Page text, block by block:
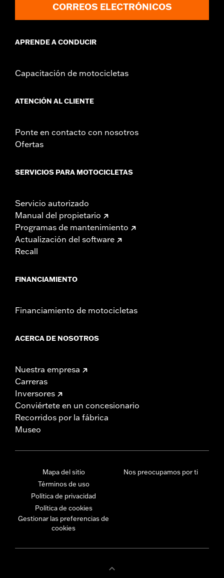
CORREOS ELECTRÓNICOS
APRENDE A CONDUCIR
Capacitación de motocicletas
ATENCIÓN AL CLIENTE
Ponte en contacto con nosotros
Ofertas
SERVICIOS PARA MOTOCICLETAS
Servicio autorizado
Manual del propietario
Programas de mantenimiento
Actualización del software
Recall
FINANCIAMIENTO
Financiamiento de motocicletas
ACERCA DE NOSOTROS
Nuestra empresa
Carreras
Inversores
Conviértete en un concesionario
Recorridos por la fábrica
Museo
Mapa del sitio
Términos de uso
Política de privacidad
Política de cookies
Gestionar las preferencias de
cookies
Nos preocupamos por ti